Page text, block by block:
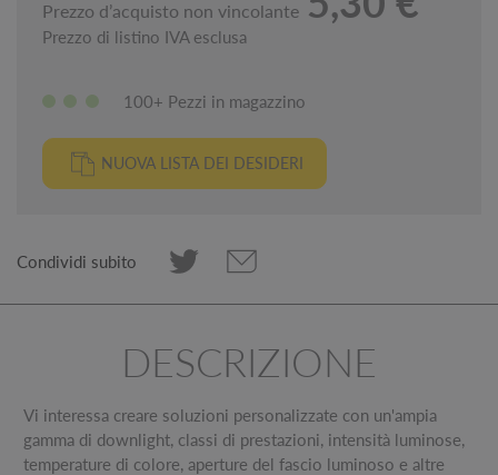
Prezzo d’acquisto non vincolante
Prezzo di listino IVA esclusa
100+ Pezzi in magazzino
NUOVA LISTA DEI DESIDERI
Condividi subito
DESCRIZIONE
Vi interessa creare soluzioni personalizzate con un'ampia
gamma di downlight, classi di prestazioni, intensità luminose,
temperature di colore, aperture del fascio luminoso e altre